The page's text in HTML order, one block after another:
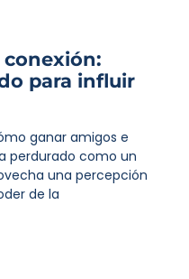
conexión:
para influir
ganar amigos e
perdurado como un
una percepción
de la